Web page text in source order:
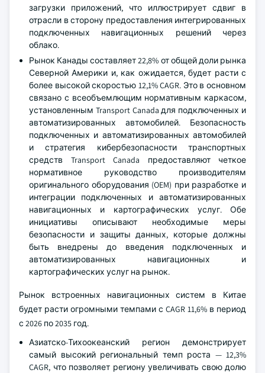
загрузки приложений, что иллюстрирует сдвиг в
отрасли в сторону предоставления интегрированных
подключенных навигационных решений через
облако.
Рынок Канады составляет 22,8% от общей доли рынка
Северной Америки и, как ожидается, будет расти с
более высокой скоростью 12,1% CAGR. Это в основном
связано с всеобъемлющим нормативным каркасом,
установленным Transport Canada для подключенных и
автоматизированных автомобилей. Безопасность
подключенных и автоматизированных автомобилей
и стратегия кибербезопасности транспортных
средств Transport Canada предоставляют четкое
нормативное руководство производителям
оригинального оборудования (OEM) при разработке и
интеграции подключенных и автоматизированных
навигационных и картографических услуг. Обе
инициативы описывают необходимые меры
безопасности и защиты данных, которые должны
быть внедрены до введения подключенных и
автоматизированных навигационных и
картографических услуг на рынок.
Рынок встроенных навигационных систем в Китае
будет расти огромными темпами с CAGR 11,6% в период
с 2026 по 2035 год.
Азиатско-Тихоокеанский регион демонстрирует
самый высокий региональный темп роста — 12,3%
CAGR, что позволяет региону увеличивать свою долю